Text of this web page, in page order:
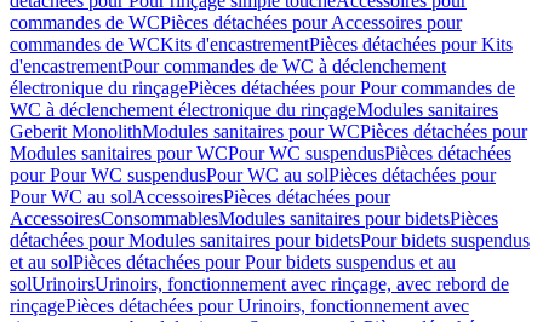
commandes de WCPièces détachées pour Accessoires pour
commandes de WCKits d'encastrementPièces détachées pour Kits
d'encastrementPour commandes de WC à déclenchement
électronique du rinçagePièces détachées pour Pour commandes de
WC à déclenchement électronique du rinçageModules sanitaires
Geberit MonolithModules sanitaires pour WCPièces détachées pour
Modules sanitaires pour WCPour WC suspendusPièces détachées
pour Pour WC suspendusPour WC au solPièces détachées pour
Pour WC au solAccessoiresPièces détachées pour
AccessoiresConsommablesModules sanitaires pour bidetsPièces
détachées pour Modules sanitaires pour bidetsPour bidets suspendus
et au solPièces détachées pour Pour bidets suspendus et au
solUrinoirsUrinoirs, fonctionnement avec rinçage, avec rebord de
rinçagePièces détachées pour Urinoirs, fonctionnement avec